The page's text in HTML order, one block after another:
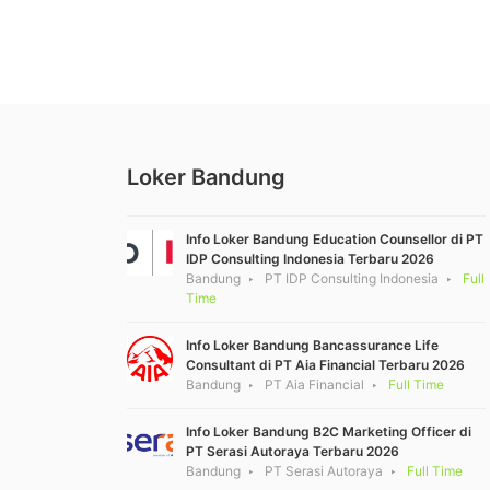
Loker Bandung
Info Loker Bandung Education Counsellor di PT
IDP Consulting Indonesia Terbaru 2026
Bandung
PT IDP Consulting Indonesia
Full
Time
Info Loker Bandung Bancassurance Life
Consultant di PT Aia Financial Terbaru 2026
Bandung
PT Aia Financial Full Time
Info Loker Bandung B2C Marketing Officer di
PT Serasi Autoraya Terbaru 2026
Bandung
PT Serasi Autoraya Full Time